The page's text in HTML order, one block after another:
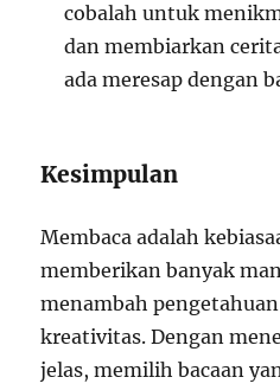
cobalah untuk
dan membiarkan
ada meresap dengan
Kesimpulan
Membaca adalah
memberikan banyak
menambah
kreativitas. Dengan
jelas, memilih bacaan